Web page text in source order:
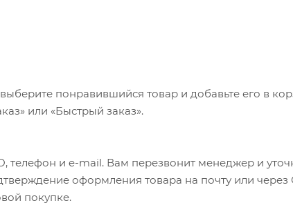
понравившийся товар и добавьте его в
или «Быстрый заказ».
и e-mail. Вам перезвонит менеджер и
оформления товара на почту или
покупке.